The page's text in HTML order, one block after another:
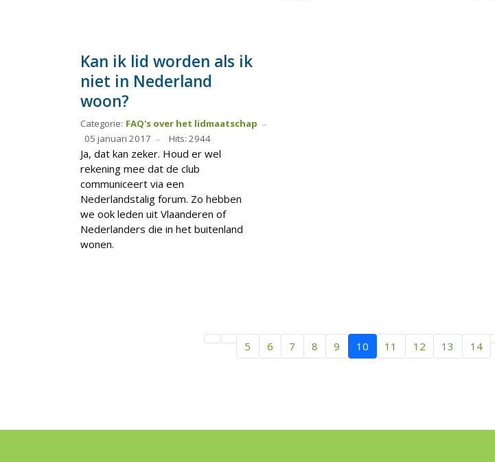
Kan ik lid worden als ik
niet in Nederland
woon?
Categorie: FAQ's over het lidmaatschap
05 januari 2017
Hits: 2944
Ja, dat kan zeker. Houd er wel
rekening mee dat de club
communiceert via een
Nederlandstalig forum. Zo hebben
we ook leden uit Vlaanderen of
Nederlanders die in het buitenland
wonen.
5 6 7 8 9 10 11 12 13 14